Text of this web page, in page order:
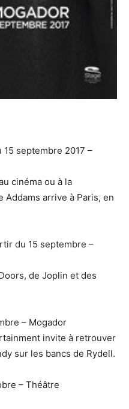
15 septembre 2017 –
cinéma ou à la
Addams arrive à Paris, en
du 15 septembre –
de Joplin et des
– Mogador
invite à retrouver
sur les bancs de Rydell.
– Théâtre